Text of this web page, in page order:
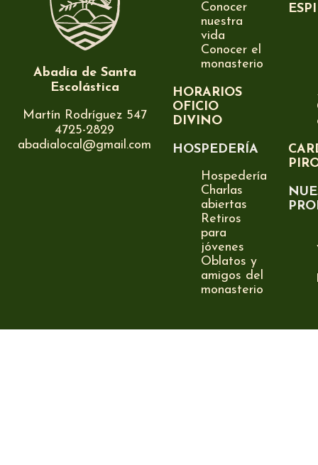
Abadía de Santa
Escolástica
Martín Rodríguez 547
4725-2829
abadialocal@gmail.com
Conocer
nuestra
vida
Conocer el
monasterio
HORARIOS
OFICIO
DIVINO
HOSPEDERÍA
Hospedería
Charlas
abiertas
Retiros
para
jóvenes
Oblatos y
amigos del
monasterio